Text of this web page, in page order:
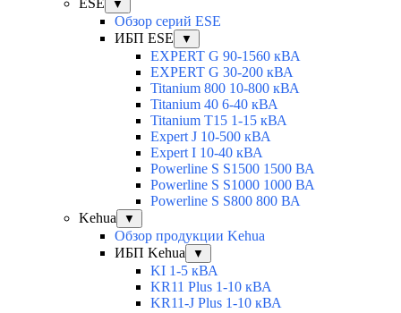
ESE ▼
Обзор серий ESE
ИБП ESE
▼
EXPERT G 90-1560 кВА
EXPERT G 30-200 кВА
Titanium 800 10-800 кВА
Titanium 40 6-40 кВА
Titanium T15 1-15 кВА
Expert J 10-500 кВА
Expert I 10-40 кВА
Powerline S S1500 1500 ВА
Powerline S S1000 1000 ВА
Powerline S S800 800 ВА
Kehua
▼
Обзор продукции Kehua
ИБП Kehua
▼
KI 1-5 кВА
KR11 Plus 1-10 кВА
KR11-J Plus 1-10 кВА